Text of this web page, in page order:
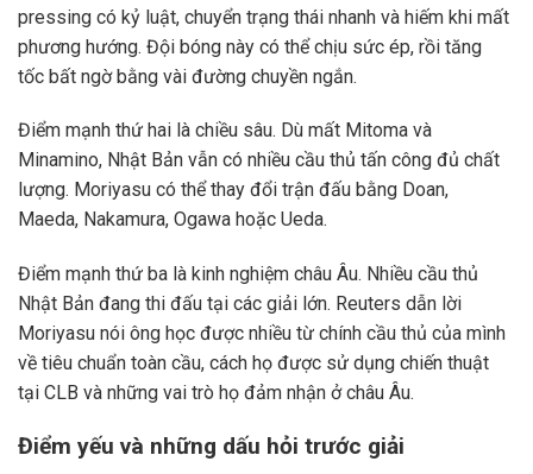
pressing có kỷ luật, chuyển trạng thái nhanh và hiếm khi mất
phương hướng. Đội bóng này có thể chịu sức ép, rồi tăng
tốc bất ngờ bằng vài đường chuyền ngắn.
Điểm mạnh thứ hai là chiều sâu. Dù mất Mitoma và
Minamino, Nhật Bản vẫn có nhiều cầu thủ tấn công đủ chất
lượng. Moriyasu có thể thay đổi trận đấu bằng Doan,
Maeda, Nakamura, Ogawa hoặc Ueda.
Điểm mạnh thứ ba là kinh nghiệm châu Âu. Nhiều cầu thủ
Nhật Bản đang thi đấu tại các giải lớn. Reuters dẫn lời
Moriyasu nói ông học được nhiều từ chính cầu thủ của mình
về tiêu chuẩn toàn cầu, cách họ được sử dụng chiến thuật
tại CLB và những vai trò họ đảm nhận ở châu Âu.
Điểm yếu và những dấu hỏi trước giải